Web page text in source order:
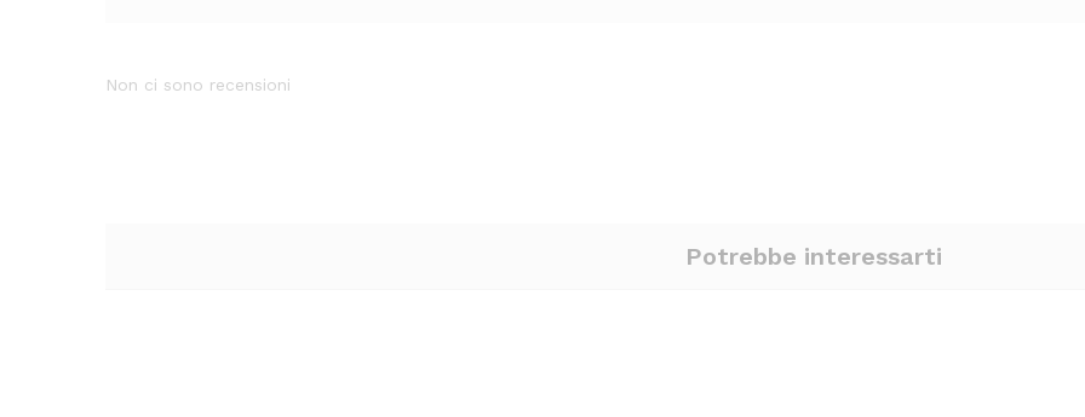
Non ci sono recensioni
Potrebbe interessarti